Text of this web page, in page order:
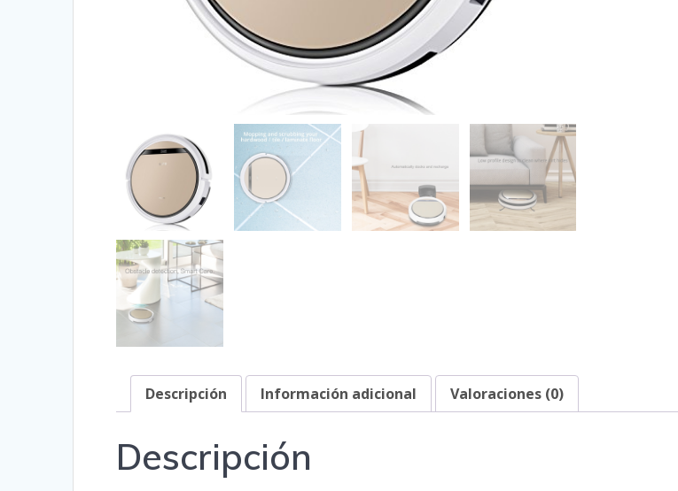
Descripción Información adicional Valoraciones (0)
Descripción